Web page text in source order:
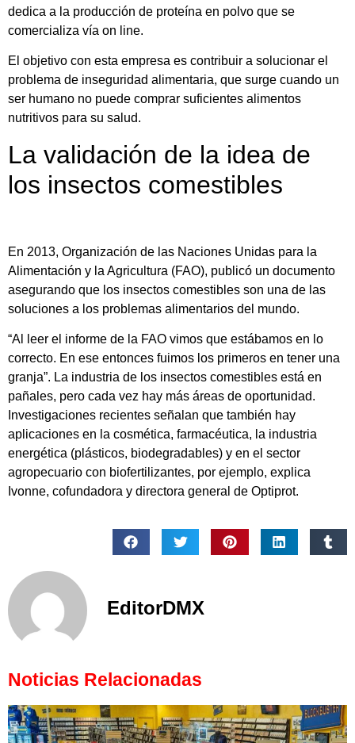
dedica a la producción de proteína en polvo que se
comercializa vía on line.
El objetivo con esta empresa es contribuir a solucionar el
problema de inseguridad alimentaria, que surge cuando un
ser humano no puede comprar suficientes alimentos
nutritivos para su salud.
La validación de la idea de
los insectos comestibles
En 2013, Organización de las Naciones Unidas para la
Alimentación y la Agricultura (FAO), publicó un documento
asegurando que los insectos comestibles son una de las
soluciones a los problemas alimentarios del mundo.
“Al leer el informe de la FAO vimos que estábamos en lo
correcto. En ese entonces fuimos los primeros en tener una
granja”. La industria de los insectos comestibles está en
pañales, pero cada vez hay más áreas de oportunidad.
Investigaciones recientes señalan que también hay
aplicaciones en la cosmética, farmacéutica, la industria
energética (plásticos, biodegradables) y en el sector
agropecuario con biofertilizantes, por ejemplo, explica
Ivonne, cofundadora y directora general de Optiprot.
EditorDMX
Noticias Relacionadas